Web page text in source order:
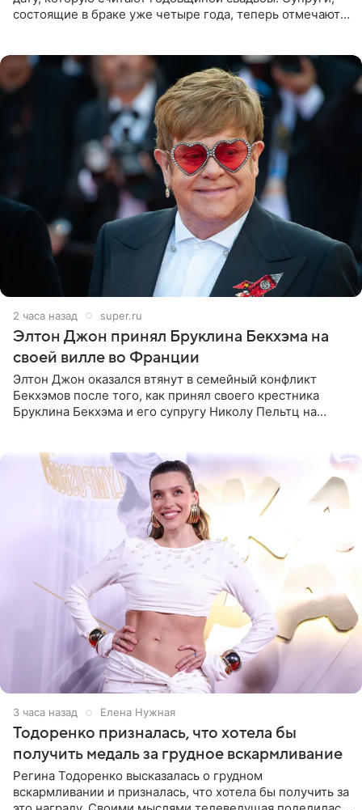
состоящие в браке уже четыре года, теперь отмечают
2 часа назад super.ru
Элтон Джон принял Бруклина Бекхэма на
своей вилле во Франции
Элтон Джон оказался втянут в семейный конфликт
Бекхэмов после того, как принял своего крестника
Бруклина Бекхэма и его супругу Николу Пельтц на
3 часа назад Елена Нужная
Тодоренко призналась, что хотела бы
получить медаль за грудное вскармливание
Регина Тодоренко высказалась о грудном
вскармливании и призналась, что хотела бы получить за